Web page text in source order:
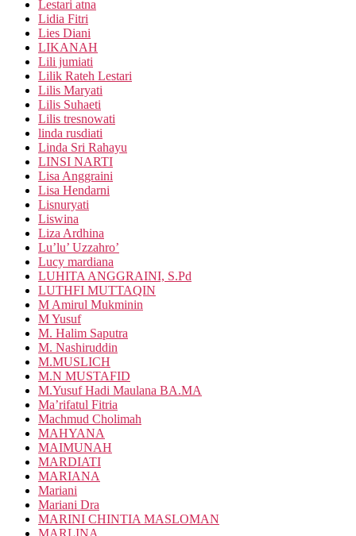
Lestari atna
Lidia Fitri
Lies Diani
LIKANAH
Lili jumiati
Lilik Rateh Lestari
Lilis Maryati
Lilis Suhaeti
Lilis tresnowati
linda rusdiati
Linda Sri Rahayu
LINSI NARTI
Lisa Anggraini
Lisa Hendarni
Lisnuryati
Liswina
Liza Ardhina
Lu’lu’ Uzzahro’
Lucy mardiana
LUHITA ANGGRAINI, S.Pd
LUTHFI MUTTAQIN
M Amirul Mukminin
M Yusuf
M. Halim Saputra
M. Nashiruddin
M.MUSLICH
M.N MUSTAFID
M.Yusuf Hadi Maulana BA.MA
Ma’rifatul Fitria
Machmud Cholimah
MAHYANA
MAIMUNAH
MARDIATI
MARIANA
Mariani
Mariani Dra
MARINI CHINTIA MASLOMAN
MARLINA